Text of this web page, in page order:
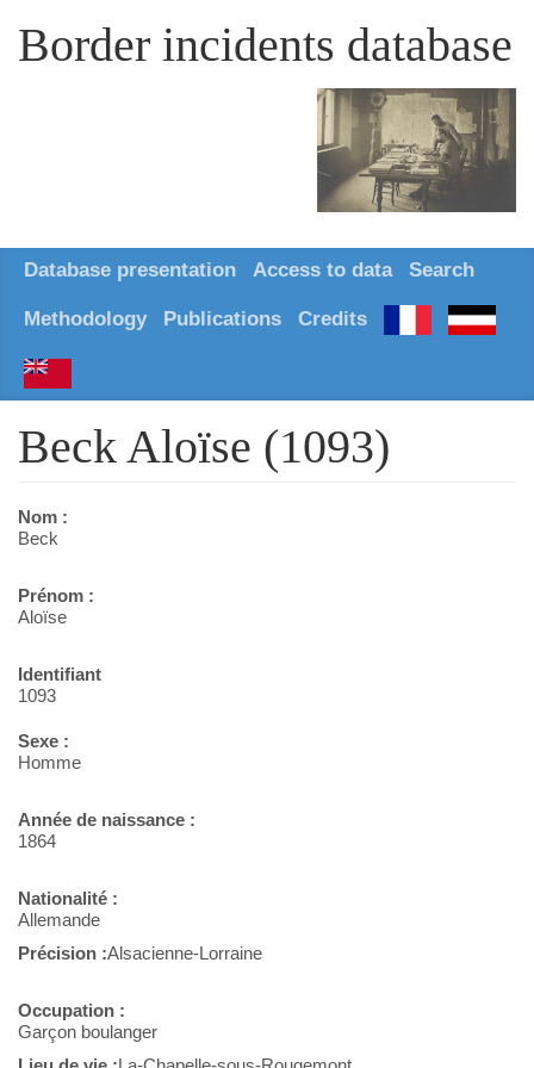
Border incidents database
Database presentation Access to data Search
Methodology Publications Credits
Beck Aloïse (1093)
Nom :
Beck
Prénom :
Aloïse
Identifiant
1093
Sexe :
Homme
Année de naissance :
1864
Nationalité :
Allemande
Précision :Alsacienne-Lorraine
Occupation :
Garçon boulanger